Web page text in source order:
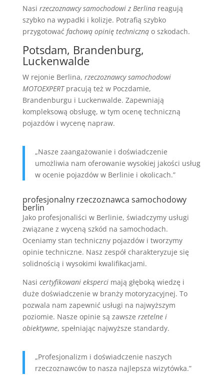
Nasi rzeczoznawcy samochodowi z Berlinareagują
szybko na wypadki i kolizje. Potrafią szybko
przygotować fachową opinię technicznąo szkodach.
Potsdam, Brandenburg,
Luckenwalde
W rejonie Berlina, rzeczoznawcy samochodowi
MOTOEXPERTpracują też w Poczdamie,
Brandenburgu i Luckenwalde. Zapewniają
kompleksową obsługę, w tym ocenę techniczną
pojazdów i wycenę napraw.
„Nasze zaangażowanie i doświadczenie
umożliwia nam oferowanie wysokiej jakości usług
w ocenie pojazdów w Berlinie i okolicach.”
profesjonalny rzeczoznawca samochodowy
berlin
Jako profesjonaliści w Berlinie, świadczymy usługi
związane z wyceną szkód na samochodach.
Oceniamy stan techniczny pojazdów i tworzymy
opinie techniczne. Nasz zespół charakteryzuje się
solidnością i wysokimi kwalifikacjami.
Nasi certyfikowani ekspercimają głęboką wiedzę i
duże doświadczenie w branży motoryzacyjnej. To
pozwala nam zapewnić usługi na najwyższym
poziomie. Nasze opinie są zawsze rzetelne i
obiektywne, spełniając najwyższe standardy.
„Profesjonalizm i doświadczenie naszych
rzeczoznawców to nasza najlepsza wizytówka.”